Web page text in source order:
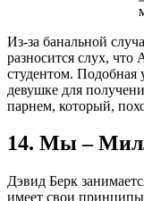
Из-за банальной
разносится слух, что
студентом.
девушке для
парнем, который,
14. Мы –
Дэвид Берк
имеет свои